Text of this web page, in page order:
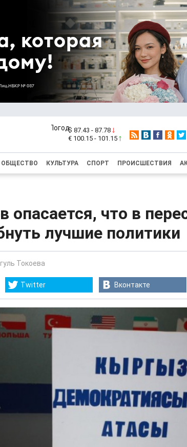
$ 87.43 - 87.78
€ 100.15 - 101.15
ОБЩЕСТВО КУЛЬТУРА СПОРТ ПРОИСШЕСТВИЯ
опасается, что в
лучшие политики
Токоева
Twitter Вконтакте